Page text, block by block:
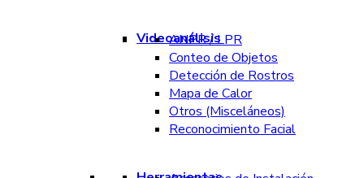
Videoanálisis
ANPR / LPR
Conteo de Objetos
Detección de Rostros
Mapa de Calor
Otros (Misceláneos)
Reconocimiento Facial